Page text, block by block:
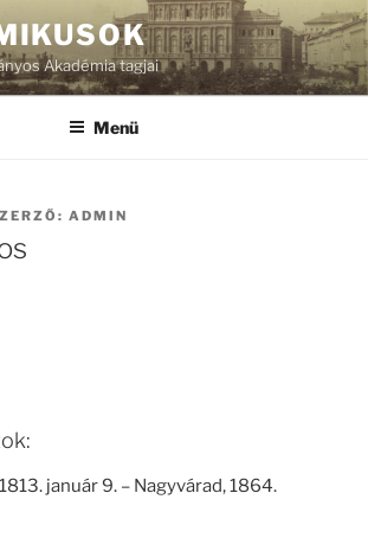
Akadémia tagjai
Menü
ADMIN
január 9. – Nagyvárad, 1864.